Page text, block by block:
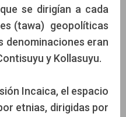
se dirigían a cada
(tawa) geopolíticas
denominaciones eran
y Kollasuyu.
Incaica, el espacio
etnias, dirigidas por